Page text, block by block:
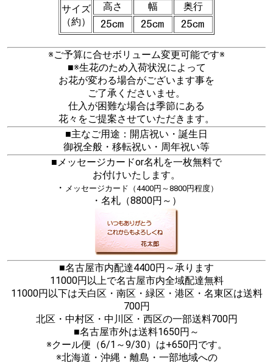
サイズ
（約）
高さ 幅 奥行
※ご予算に合せボリューム変更可能です※
■※生花のため入荷状況によって
お花が変わる場合がございます事を
ご了承くださいませ。
仕入が困難な場合は季節にある
花々をご提案させていただきます。
■主なご用途：開店祝い・誕生日
御祝全般・移転祝い・周年祝い等
■メッセージカードor名札を一枚無料で
お付けいたします。
・ メッセージカード（4400円～8800円程度）
・名札（8800円～）
■名古屋市内配達4400円～承ります
11000円以上で名古屋市内全域配達無料
11000円以下は天白区・南区・緑区・港区・名東区は送料
700円
北区・中村区・中川区・西区の一部送料700円
■名古屋市外は送料1650円～
※クール便（6/1～9/30）は+650円です。
※北海道・沖縄・離島・一部地域への